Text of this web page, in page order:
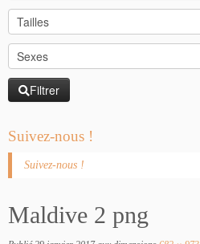
Filtrer
Suivez-nous !
Suivez-nous !
Maldive 2 png